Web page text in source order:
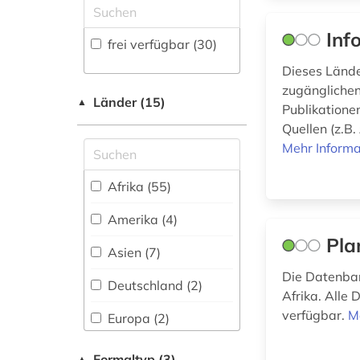
Medizin (3)
(0)
(0)
Natur- und
Umweltschutz (1)
Pädagogik (1)
Philosophie (2)
Physik (0)
Politologie (14)
Psychologie (0)
forschungsdaten (2)
frau (1)
frauenforschung (1)
geisteswissenschaften
(1)
genderforschung (1)
geschichte (20)
geschichte 1792-
geschichte 1850-
2010 (1)
frei verfügbar (30)
▲ Länder (15)
Afrika (55)
Amerika (4)
Asien (7)
Deutschland (2)
Europa (2)
Großbritannien (2)
Dieses
Quellen
Mehr
Die
Afrika. Alle
verfügbar.